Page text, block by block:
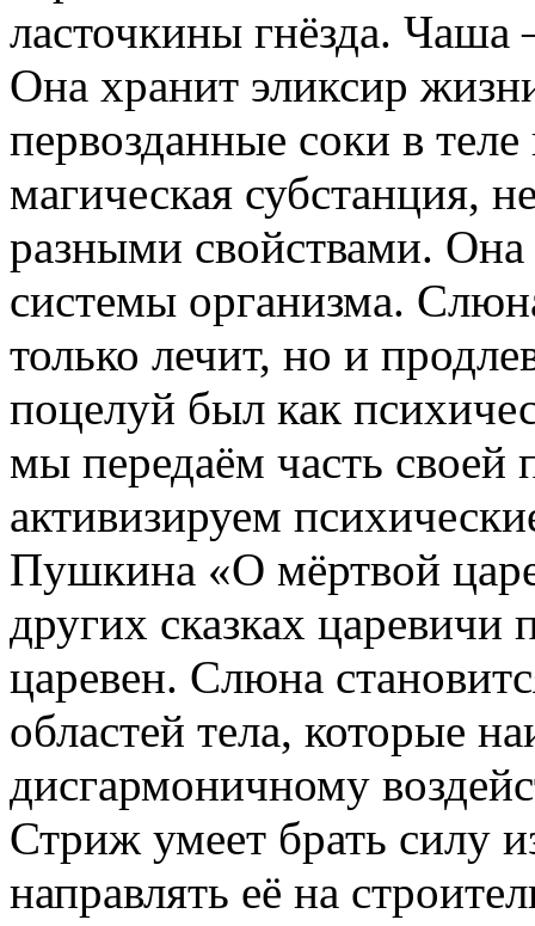
ласточкины гнёзда. Чаша
Она хранит эликсир
первозданные соки в
магическая субстанция,
разными свойствами. Она
системы организма.
только лечит, но и
поцелуй был как
мы передаём часть своей
активизируем
Пушкина «О мёртвой
других сказках
царевен. Слюна
областей тела, которые
дисгармоничному
Стриж умеет брать силу
направлять её на